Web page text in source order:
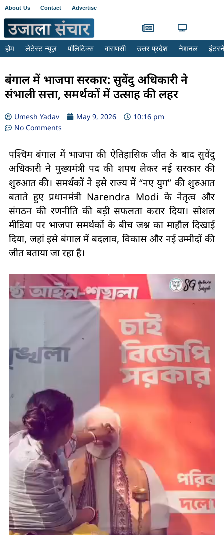
About Us Contact Advertise
होम लेटेस्ट न्यूज़ पॉलिटिक्स वाराणसी उत्तर प्रदेश नेशनल
बंगाल में भाजपा सरकार: सुवेंदु अधिकारी ने
संभाली सत्ता, समर्थकों में उत्साह की लहर
Umesh Yadav May 9, 2026
10:16 pm
No Comments
पश्चिम बंगाल में भाजपा की ऐतिहासिक जीत के बाद सुवेंदु
अधिकारी ने मुख्यमंत्री पद की शपथ लेकर नई सरकार की
शुरुआत की। समर्थकों ने इसे राज्य में “नए युग” की शुरुआत
बताते हुए प्रधानमंत्री Narendra Modi के नेतृत्व और
संगठन की रणनीति की बड़ी सफलता करार दिया। सोशल
मीडिया पर भाजपा समर्थकों के बीच जश्न का माहौल दिखाई
दिया, जहां इसे बंगाल में बदलाव, विकास और नई उम्मीदों की
जीत बताया जा रहा है।